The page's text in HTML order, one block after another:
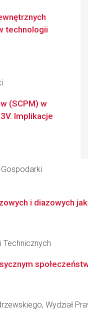
technologii
(SCPM) w
Implikacje
Gospodarki
i diazowych
Technicznych
Wydział